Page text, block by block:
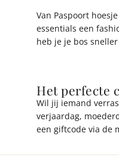
Van Paspoort
essentials een
heb je je bos
Het perfecte
Wil jij iemand
verjaardag,
een giftcode via de